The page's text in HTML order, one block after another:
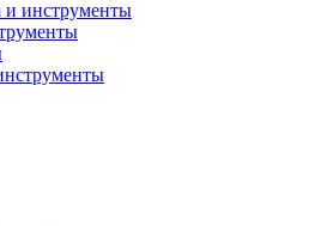
и инструменты